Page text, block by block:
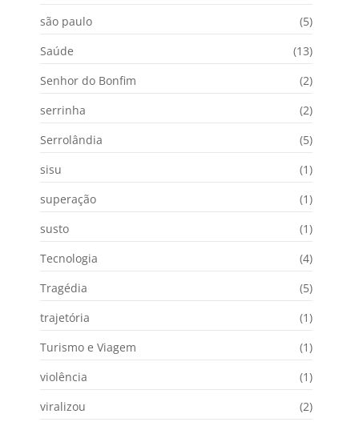
são paulo
(5)
Saúde
(13)
Senhor do Bonfim
(2)
serrinha
(2)
Serrolândia
(5)
sisu
(1)
superação
(1)
susto
(1)
Tecnologia
(4)
Tragédia
(5)
trajetória
(1)
Turismo e Viagem
(1)
violência
(1)
viralizou
(2)